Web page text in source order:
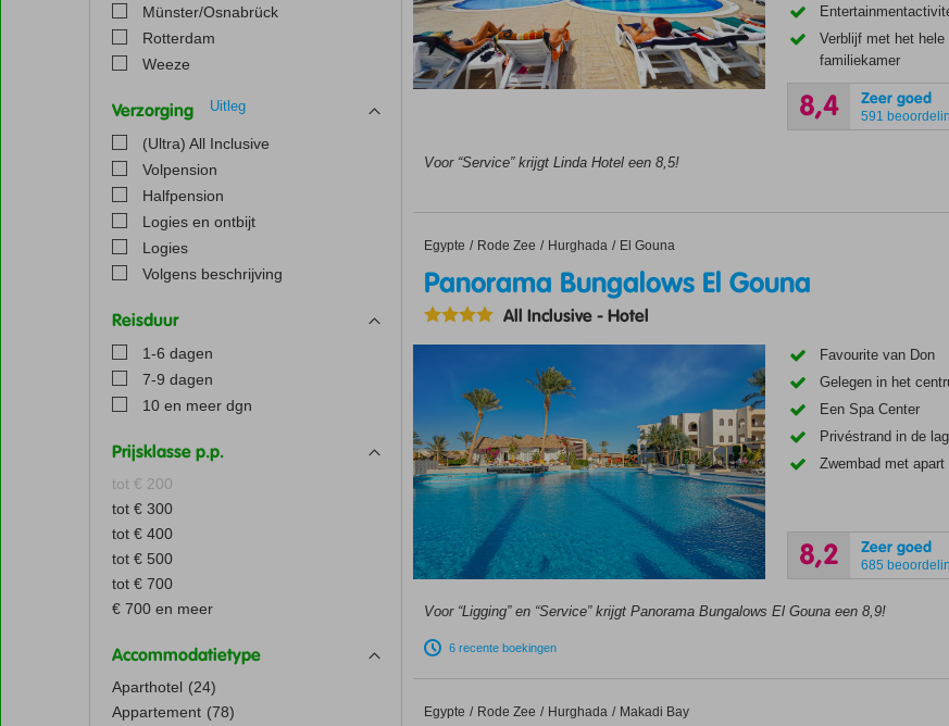
Münster/Osnabrück
Rotterdam
Weeze
Verzorging Uitleg
(Ultra) All Inclusive
Volpension
Halfpension
Logies en ontbijt
Logies
Volgens beschrijving
Reisduur
1-6 dagen
7-9 dagen
10 en meer dgn
Prijsklasse p.p.
tot € 200
tot € 300
tot € 400
tot € 500
tot € 700
€ 700 en meer
Accommodatietype
Aparthotel (24)
Appartement (78)
Verblijf met het
familiekamer
8,4 Zeer goed
591
Voor “Service” krijgt Linda Hotel een 8,5!
Home
Egypte Rode Zee Hurghada El Gouna
Panorama Bungalows El Gouna
Panorama Bungalows El Gouna
All Inclusive-Hotel
Favourite van Don
Gelegen in het
Een Spa Center
Privéstrand in de
Zwembad met apart
8,2 Zeer goed
685
Voor “Ligging” en “Service” krijgt Panorama Bungalows El Gouna een 8,9!
6 recente boekingen
Home
Egypte Rode Zee Hurghada Makadi Bay
Stella Gardens Resort & Spa Makadi Bay